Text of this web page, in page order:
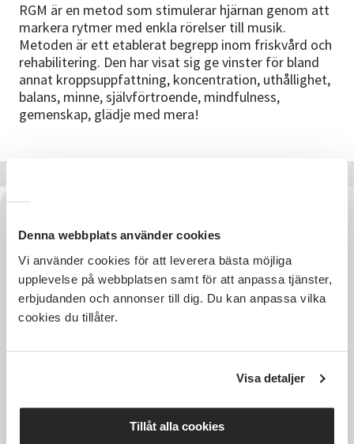
Denna webbplats använder cookies
Vi använder cookies för att leverera bästa möjliga
upplevelse på webbplatsen samt för att anpassa tjänster,
erbjudanden och annonser till dig. Du kan anpassa vilka
cookies du tillåter.
Visa detaljer
Tillåt alla cookies
Lyssna
RGM är en metod som stimulerar hjärnan genom att
markera rytmer med enkla rörelser till musik.
Metoden är ett etablerat begrepp inom friskvård och
rehabilitering. Den har visat sig ge vinster för bland
annat kroppsuppfattning, koncentration, uthållighet,
balans, minne, självförtroende, mindfulness,
gemenskap, glädje med mera!
samhällsaktör som bidrar till demokrati och
människor, miljö och samhällen.